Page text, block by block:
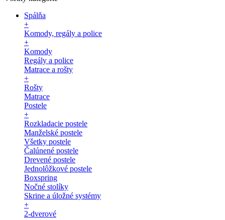
Spálňa
+
Komody, regály a police
+
Komody
Regály a police
Matrace a rošty
+
Rošty
Matrace
Postele
+
Rozkladacie postele
Manželské postele
Všetky postele
Čalúnené postele
Drevené postele
Jednolôžkové postele
Boxspring
Nočné stolíky
Skrine a úložné systémy
+
2-dverové